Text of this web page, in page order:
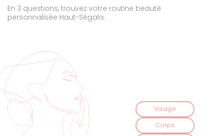
En 3 questions, trouvez votre routine beauté
personnalisée Haut-Ségala.
Visage
Corps